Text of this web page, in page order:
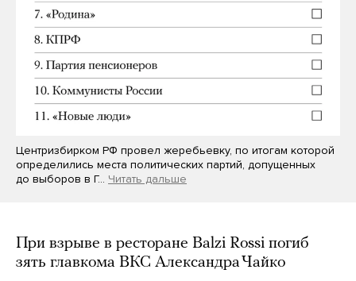
Центризбирком РФ провел жеребьевку, по итогам которой
определились места политических партий, допущенных
до выборов в Г… Читать дальше
При взрыве в ресторане Balzi Rossi погиб
зять главкома ВКС Александра Чайко